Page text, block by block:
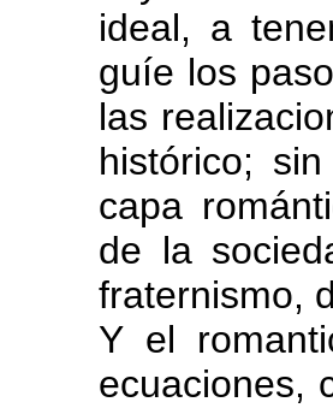
ideal, a
guíe los
las
histórico;
capa
de la
fraternismo,
Y el
ecuaciones,